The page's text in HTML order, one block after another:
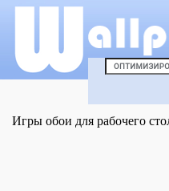
Игры обои для рабочего